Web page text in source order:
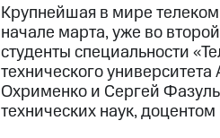
Крупнейшая в мире
начале марта, уже во
студенты специальности
технического
Охрименко и Сергей
технических наук,